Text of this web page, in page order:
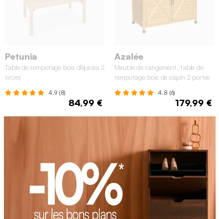
Petunia
Table de rempotage bois d'épicéa 2
tiroirs
4.9 (8)
84,99 €
Azalée
Meuble de rangement, table de
rempotage bois de sapin 2 portes
4.8 (6)
179,99 €